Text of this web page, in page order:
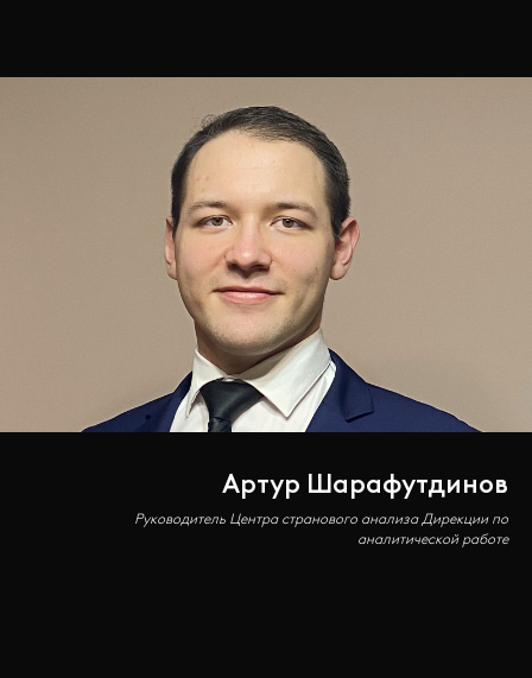
Артур Шарафутдинов
Руководитель Центра странового анализа Дирекции по
аналитической работе